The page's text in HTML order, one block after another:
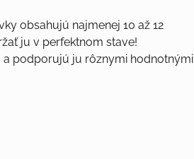
obsahujú najmenej 10 až 12
ju v perfektnom stave!
a podporujú ju rôznymi hodnotnými